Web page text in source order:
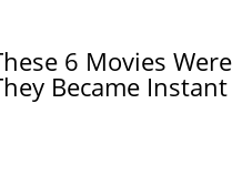
6 Movies
Became